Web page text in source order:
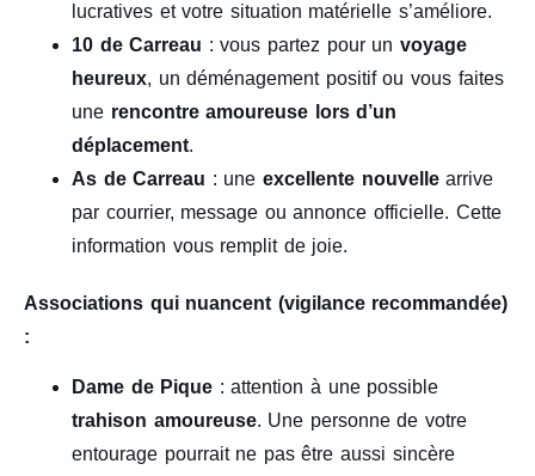
lucratives et votre situation matérielle s’améliore.
10 de Carreau : vous partez pour un voyage
heureux, un déménagement positif ou vous faites
une rencontre amoureuse lors d’un
déplacement.
As de Carreau : uneexcellente nouvellearrive
par courrier, message ou annonce officielle. Cette
information vous remplit de joie.
Associations qui nuancent (vigilance recommandée)
:
Dame de Pique : attention à une possible
trahison amoureuse. Une personne de votre
entourage pourrait ne pas être aussi sincère